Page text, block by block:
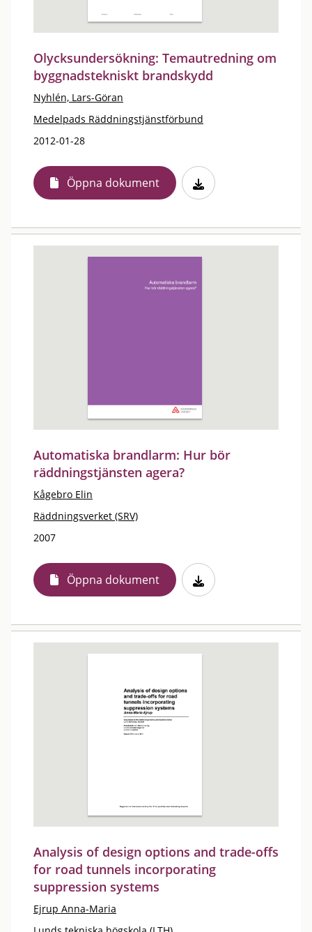
Olycksundersökning: Temautredning om
byggnadstekniskt brandskydd
Nyhlén, Lars-Göran
Medelpads Räddningstjänstförbund
2012-01-28
Öppna dokument
Automatiska brandlarm: Hur bör
räddningstjänsten agera?
Kågebro Elin
Räddningsverket (SRV)
2007
Öppna dokument
Analysis of design options and trade-offs
for road tunnels incorporating
suppression systems
Ejrup Anna-Maria